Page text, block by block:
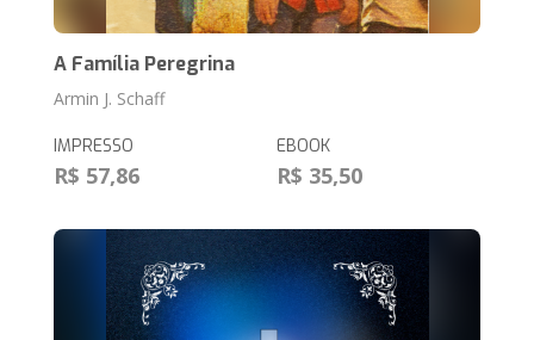
A Família Peregrina
Armin J. Schaff
IMPRESSO
R$ 57,86
EBOOK
R$ 35,50